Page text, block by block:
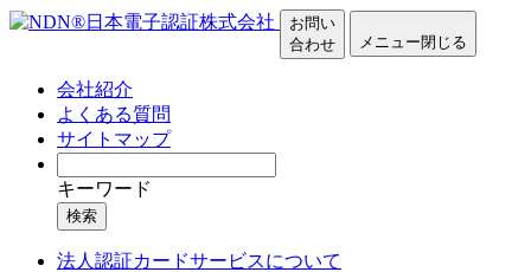
お問い
合わせ
メニュー閉じる
会社紹介
よくある質問
サイトマップ
キーワード
検索
法人認証カードサービスについて